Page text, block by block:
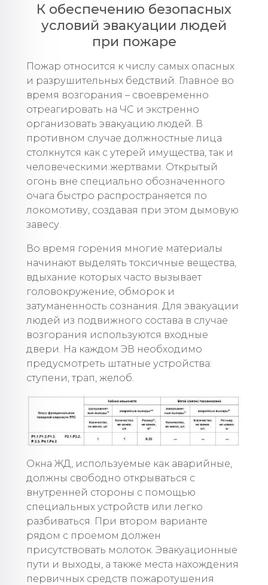
К обеспечению безопасных
условий эвакуации людей
при пожаре
Пожар относится к числу самых опасных
и разрушительных бедствий. Главное во
время возгорания – своевременно
отреагировать на ЧС и экстренно
организовать эвакуацию людей. В
противном случае должностные лица
столкнутся как с утерей имущества, так и
человеческими жертвами. Открытый
огонь вне специально обозначенного
очага быстро распространяется по
локомотиву, создавая при этом дымовую
завесу.
Во время горения многие материалы
начинают выделять токсичные вещества,
вдыхание которых часто вызывает
головокружение, обморок и
затуманенность сознания. Для эвакуации
людей из подвижного состава в случае
возгорания используются входные
двери. На каждом ЭВ необходимо
предусмотреть штатные устройства:
ступени, трап, желоб.
Окна ЖД, используемые как аварийные,
должны свободно открываться с
внутренней стороны с помощью
специальных устройств или легко
разбиваться. При втором варианте
рядом с проемом должен
присутствовать молоток. Эвакуационные
пути и выходы, а также места нахождения
первичных средств пожаротушения